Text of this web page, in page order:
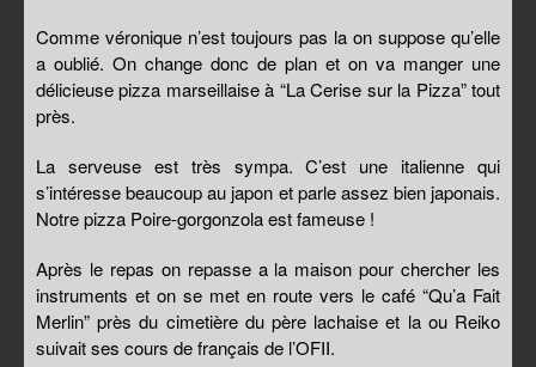
Comme véronique n’est toujours pas la on suppose qu’elle
a oublié. On change donc de plan et on va manger une
délicieuse pizza marseillaise à “La Cerise sur la Pizza” tout
près.
La serveuse est très sympa. C’est une italienne qui
s’intéresse beaucoup au japon et parle assez bien japonais.
Notre pizza Poire-gorgonzola est fameuse !
Après le repas on repasse a la maison pour chercher les
instruments et on se met en route vers le café “Qu’a Fait
Merlin” près du cimetière du père lachaise et la ou Reiko
suivait ses cours de français de l’OFII.